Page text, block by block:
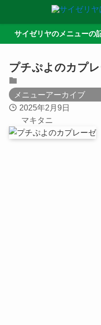
サイゼリヤのメニューの
プチぷよのカプ
メニューアーカイブ
2025年2月9日
マキタニ